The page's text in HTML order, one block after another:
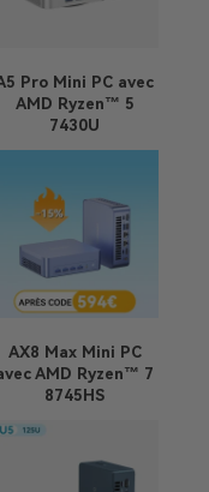
Pro Mini PC avec
AMD Ryzen™ 5
7430U
AX8 MaxMini PC
AMD Ryzen™ 7
8745HS